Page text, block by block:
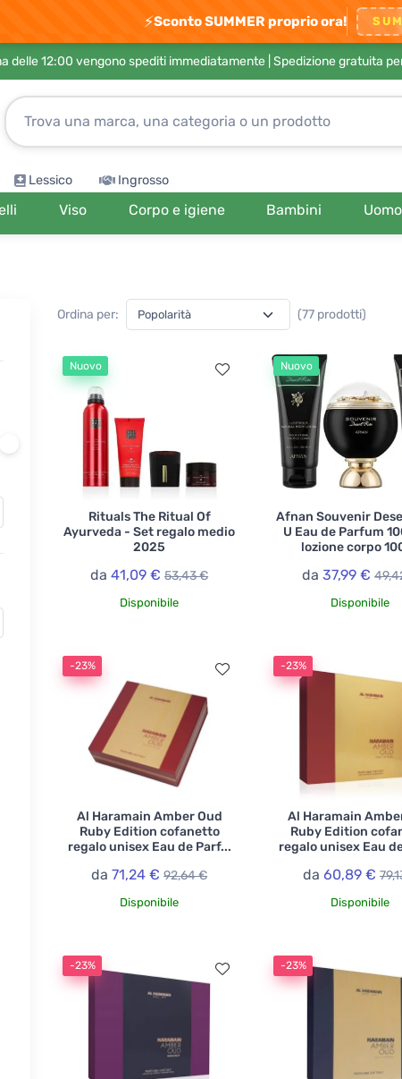
⚡Sconto SUMMER proprio ora!
delle 12:00 vengono spediti immediatamente | Spedizione gratuita
Lessico Ingrosso
Viso Corpo e igiene Bambini Uomo
Ordina per: (77 prodotti)
Nuovo
Rituals The Ritual Of
Ayurveda - Set regalo medio
2025
da41,09 € 53,43 €
Disponibile
Nuovo
Afnan Souvenir
U Eau de Parfum
lozione corpo
da37,99 €
Disponibile
-23%
Al Haramain Amber Oud
Ruby Edition cofanetto
regalo unisex Eau de Parf...
da71,24 € 92,64 €
Disponibile
-23%
Al Haramain
Ruby Edition
regalo unisex Eau
da 60,89 €
Disponibile
-23% -23%